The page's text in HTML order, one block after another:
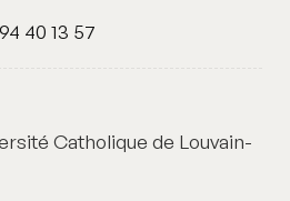
40 13 57
Catholique de Louvain-